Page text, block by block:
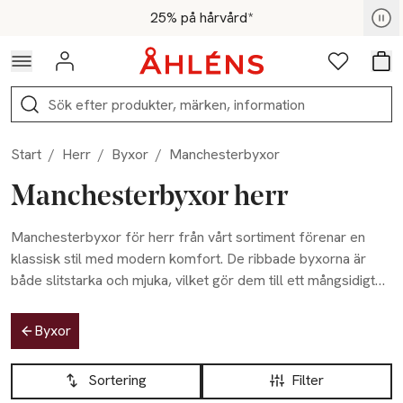
Hoppa till navigationsmenyn25% på hårvård*
För medlemmar - Shoppa nu
Logga in Favoriter
Sök
Start / Herr / Byxor / Manchesterbyxor
Manchesterbyxor herr
Manchesterbyxor för herr från vårt sortiment förenar en
klassisk stil med modern komfort. De ribbade byxorna är
både slitstarka och mjuka, vilket gör dem till ett mångsidigt
som enkelt kan kombineras med både skjortor och tröjor.
Hoppa till produktsidan
Byxor
Hoppa till produktsidan
Filter
Sortering
Lista över produkter